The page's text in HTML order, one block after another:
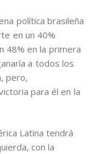
política brasileña
en un 40%
48% en la primera
a todos los
pero,
para él en la
Latina tendrá
con la